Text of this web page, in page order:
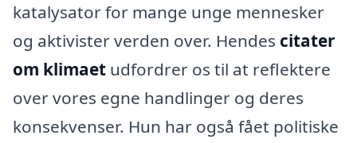
katalysator for mange unge mennesker
og aktivister verden over. Hendes citater
om klimaet udfordrer os til at reflektere
over vores egne handlinger og deres
konsekvenser. Hun har også fået politiske